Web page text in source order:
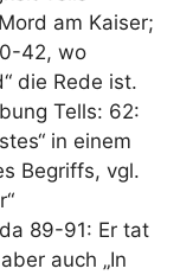
am Kaiser;
42, wo
die Rede ist.
Tells: 62:
in einem
Begriffs, vgl.
89-91: Er tat
auch „In